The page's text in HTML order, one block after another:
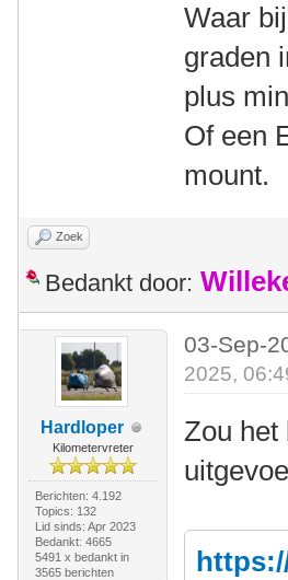
Waar
graden
plus
Of een
mount.
Zoek
Bedankt door:
Hardloper
Kilometervreter
Berichten: 4.192
Topics: 132
Lid sinds: Apr 2023
Bedankt: 4665
5491 x bedankt in
3565 berichten
03-Sep-
2025,
Zou het